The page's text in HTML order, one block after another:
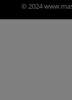
© 2024